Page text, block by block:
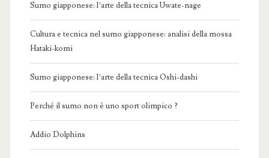
Sumo giapponese: l’arte della tecnica Uwate-nage
Cultura e tecnica nel sumo giapponese: analisi della mossa
Hataki-komi
Sumo giapponese: l’arte della tecnica Oshi-dashi
Perché il sumo non è uno sport olimpico ?
Addio Dolphins